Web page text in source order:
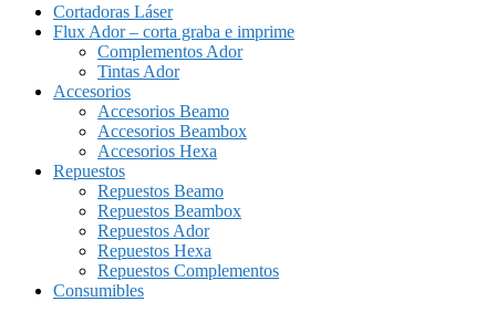
Cortadoras Láser
Flux Ador – corta graba e imprime
Complementos Ador
Tintas Ador
Accesorios
Accesorios Beamo
Accesorios Beambox
Accesorios Hexa
Repuestos
Repuestos Beamo
Repuestos Beambox
Repuestos Ador
Repuestos Hexa
Repuestos Complementos
Consumibles